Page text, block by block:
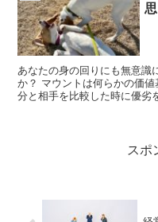
あなたの身の回りにも無意識
か？ マウントは何らかの価値基準(頭の良さ、顔の良さ等)において自
分と相手を比較した時に優劣
スポ